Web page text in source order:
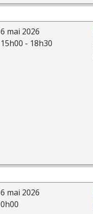
6 mai 2026
15h00 - 18h30
6 mai 2026
0h00